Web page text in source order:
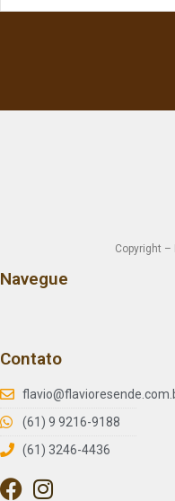
Copyright –
Navegue
Contato
(61) 9 9216-9188
(61) 3246-4436